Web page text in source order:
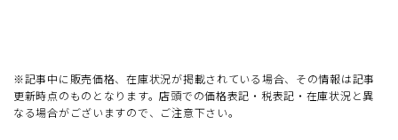
※記事中に販売価格、在庫状況が掲載されている場合、その情報は記事
更新時点のものとなります。店頭での価格表記・税表記・在庫状況と異
なる場合がございますので、ご注意下さい。